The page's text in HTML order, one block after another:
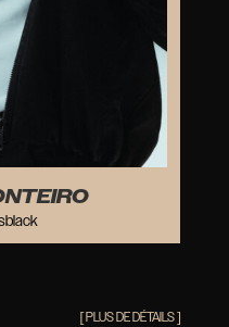
[ PLUS DE DÉTAILS ]